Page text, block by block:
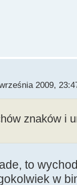
2009,
znaków i
to
w